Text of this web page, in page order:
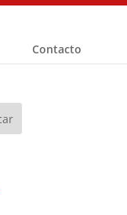
Contacto